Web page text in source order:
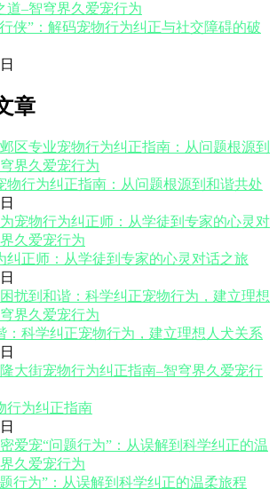
侠”：解码宠物行为纠正与社交障碍的破
章
物行为纠正指南：从问题根源到和谐共处
纠正师：从学徒到专家的心灵对话之旅
：科学纠正宠物行为，建立理想人犬关系
行为纠正指南
行为”：从误解到科学纠正的温柔旅程